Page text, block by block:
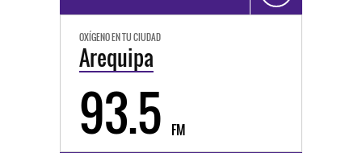
OXÍGENO EN TU CIUDAD
Arequipa
93.5 FM